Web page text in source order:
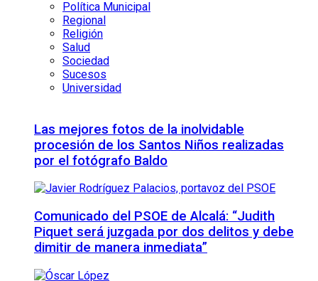
Política Municipal
Regional
Religión
Salud
Sociedad
Sucesos
Universidad
Las mejores fotos de la inolvidable
procesión de los Santos Niños realizadas
por el fotógrafo Baldo
Comunicado del PSOE de Alcalá: “Judith
Piquet será juzgada por dos delitos y debe
dimitir de manera inmediata”